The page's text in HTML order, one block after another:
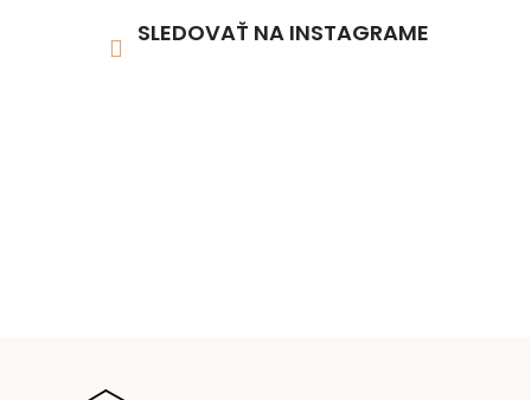
SLEDOVAŤ NA INSTAGRAME